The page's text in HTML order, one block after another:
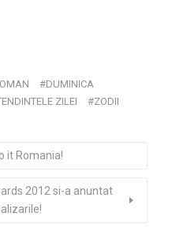
DUMINICA
ZILEI ZODII
it Romania!
2012 si-a anuntat